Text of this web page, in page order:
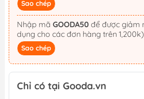
Sao chép
Nhập mã GOODA50
dụng cho các đơn hàng trên 1,200k)
Sao chép
Chỉ có tại Gooda.vn